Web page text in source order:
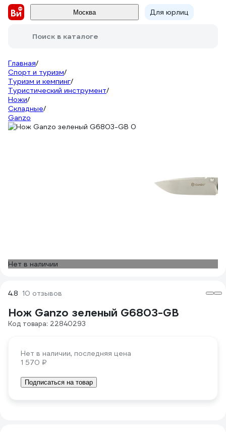
Москва Для юрлиц
Поиск в каталоге
Главная/
Спорт и туризм/
Туризм и кемпинг/
Туристический инструмент/
Ножи/
Складные/
Ganzo
Нет в наличии
4.8 10 отзывов
Нож Ganzo зеленый G6803-GB
Код товара: 22840293
Нет в наличии, последняя цена
1 570 ₽
Подписаться на товар